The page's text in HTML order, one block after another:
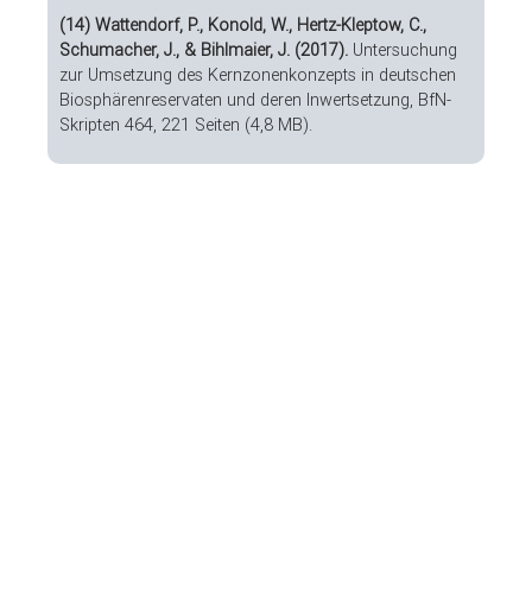
(14) Wattendorf, P., Konold, W., Hertz-Kleptow, C.,
Schumacher, J., & Bihlmaier, J. (2017). Untersuchung
zur Umsetzung des Kernzonenkonzepts in deutschen
Biosphärenreservaten und deren Inwertsetzung, BfN-
Skripten 464, 221 Seiten (4,8 MB).